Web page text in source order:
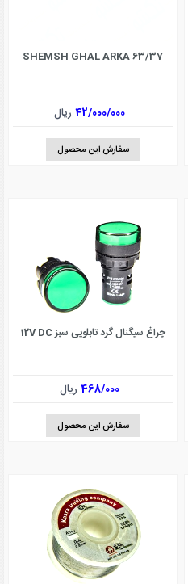
SHEMSH GHAL ARKA 63/37
42/000/000ریال
سفارش این محصول
چراغ سیگنال گرد تابلویی سبز 12V DC
468/000ریال
سفارش این محصول